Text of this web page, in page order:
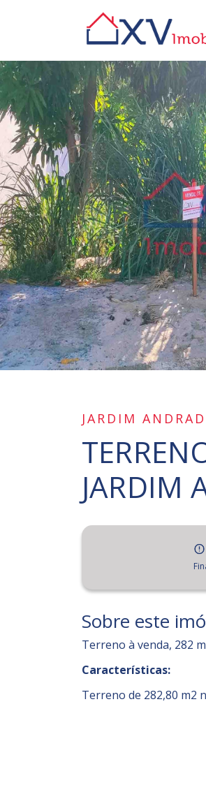
JARDIM
JARDIM
Sobre este
Terreno à venda, 282
Características:
Terreno de 282,80 m2